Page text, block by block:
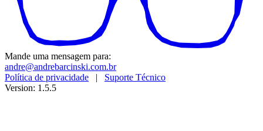
Mande uma mensagem para:
andre@andrebarcinski.com.br
Política de privacidade | Suporte Técnico
Version: 1.5.5